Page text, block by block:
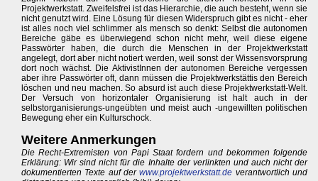
Projektwerkstatt. Zweifelsfrei ist das Hierarchie, die auch besteht, wenn sie
nicht genutzt wird. Eine Lösung für diesen Widerspruch gibt es nicht - eher
ist alles noch viel schlimmer als mensch so denkt: Selbst die autonomen
Bereiche gäbe es überwiegend schon nicht mehr, weil diese eigene
Passwörter haben, die durch die Menschen in der Projektwerkstatt
angelegt, dort aber nicht notiert werden, weil sonst der Wissensvorsprung
dort noch wächst. Die AktivistInnen der autonomen Bereiche vergessen
aber ihre Passwörter oft, dann müssen die Projektwerkstättis den Bereich
löschen und neu machen. So absurd ist auch diese Projektwerkstatt-Welt.
Der Versuch von horizontaler Organisierung ist halt auch in der
selbstorganisierungs-ungeübten und meist auch -ungewillten politischen
Bewegung eher ein Kulturschock.
Weitere Anmerkungen
Die Recht-Extremisten von Papi Staat fordern und bekommen folgende
Erklärung: Wir sind nicht für die Inhalte der verlinkten und auch nicht der
dokumentierten Texte auf derwww.projektwerkstatt.de verantwortlich und